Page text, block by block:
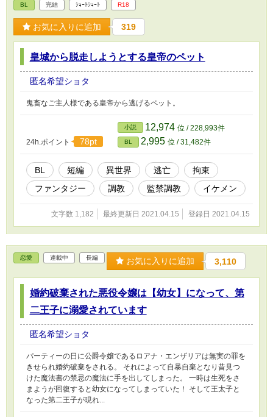
BL 完結 ｼｮｰﾄｼｮｰﾄ R18
お気に入りに追加 319
皇城から脱走しようとする皇帝のペット
匿名希望ショタ
鬼畜なご主人様である皇帝から逃げるペット。
24h.ポイント 78pt
小説 12,974 位 / 228,993件
BL 2,995 位 / 31,482件
BL 短編 異世界 逃亡
拘束
ファンタジー
調教 監禁調教 イケメン
文字数 1,182 最終更新日 2021.04.15 登録日 2021.04.15
恋愛 連載中 長編 お気に入りに追加 3,110
婚約破棄された悪役令嬢は【幼女】になって、第
二王子に溺愛されています
匿名希望ショタ
パーティーの日に公爵令嬢であるロアナ・エンザリアは無実の罪を
きせられ婚約破棄をされる。 それによって自暴自棄となり昔見つ
けた魔法書の禁忌の魔法に手を出してしまった。 一時は生死をさ
まようが回復すると幼女になってしまっていた！ そして王太子と
なった第二王子が現れ...